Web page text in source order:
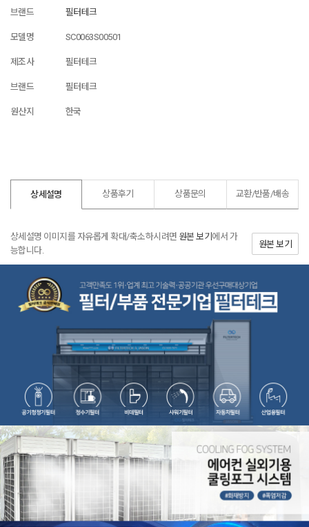
브랜드 필터테크
모델명 SC0063S00501
제조사 필터테크
브랜드 필터테크
원산지 한국
상세설명 상품후기 상품문의 교환/반품/배송
상세설명 이미지를 자유롭게 확대/축소하시려면 원본 보기 에서 가
능합니다.
원본 보기